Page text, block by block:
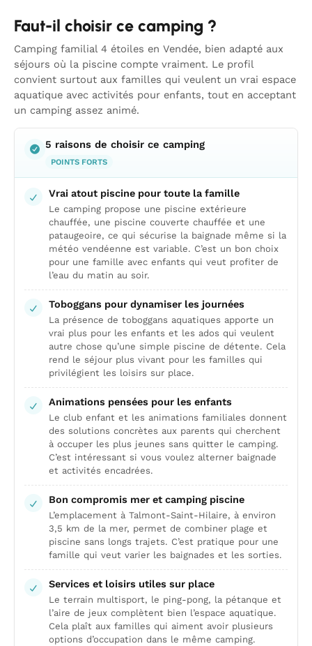
Faut-il choisir ce camping ?
Camping familial 4 étoiles en Vendée, bien adapté aux
séjours où la piscine compte vraiment. Le profil
convient surtout aux familles qui veulent un vrai espace
aquatique avec activités pour enfants, tout en acceptant
un camping assez animé.
5 raisons de choisir ce camping
POINTS FORTS
Vrai atout piscine pour toute la famille
Le camping propose une piscine extérieure
chauffée, une piscine couverte chauffée et une
pataugeoire, ce qui sécurise la baignade même si la
météo vendéenne est variable. C’est un bon choix
pour une famille avec enfants qui veut profiter de
l’eau du matin au soir.
Toboggans pour dynamiser les journées
La présence de toboggans aquatiques apporte un
vrai plus pour les enfants et les ados qui veulent
autre chose qu’une simple piscine de détente. Cela
rend le séjour plus vivant pour les familles qui
privilégient les loisirs sur place.
Animations pensées pour les enfants
Le club enfant et les animations familiales donnent
des solutions concrètes aux parents qui cherchent
à occuper les plus jeunes sans quitter le camping.
C’est intéressant si vous voulez alterner baignade
et activités encadrées.
Bon compromis mer et camping piscine
L’emplacement à Talmont-Saint-Hilaire, à environ
3,5 km de la mer, permet de combiner plage et
piscine sans longs trajets. C’est pratique pour une
famille qui veut varier les baignades et les sorties.
Services et loisirs utiles sur place
Le terrain multisport, le ping-pong, la pétanque et
l’aire de jeux complètent bien l’espace aquatique.
Cela plaît aux familles qui aiment avoir plusieurs
options d’occupation dans le même camping.